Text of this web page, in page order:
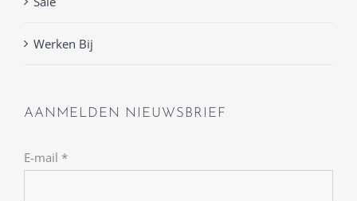
Werken Bij
AANMELDEN NIEUWSBRIEF
E-mail *